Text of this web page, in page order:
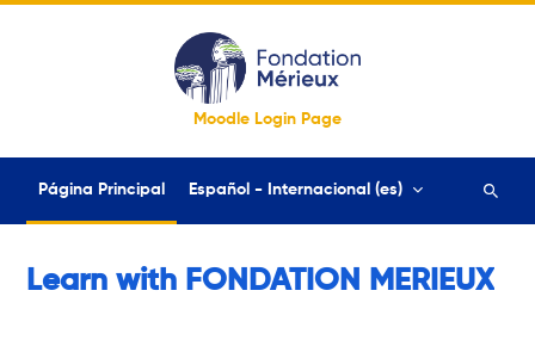
Moodle Login Page
Página Principal Español - Internacional ‎(es)‎
Buscar
Learn with FONDATION MERIEUX